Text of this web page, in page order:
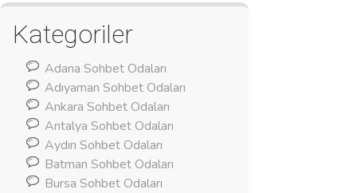
Kategoriler
Adana Sohbet Odaları
Adıyaman Sohbet Odaları
Ankara Sohbet Odaları
Antalya Sohbet Odaları
Aydın Sohbet Odaları
Batman Sohbet Odaları
Bursa Sohbet Odaları